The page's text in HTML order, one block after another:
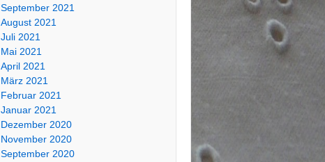
September 2021
August 2021
Juli 2021
Mai 2021
April 2021
März 2021
Februar 2021
Januar 2021
Dezember 2020
November 2020
September 2020